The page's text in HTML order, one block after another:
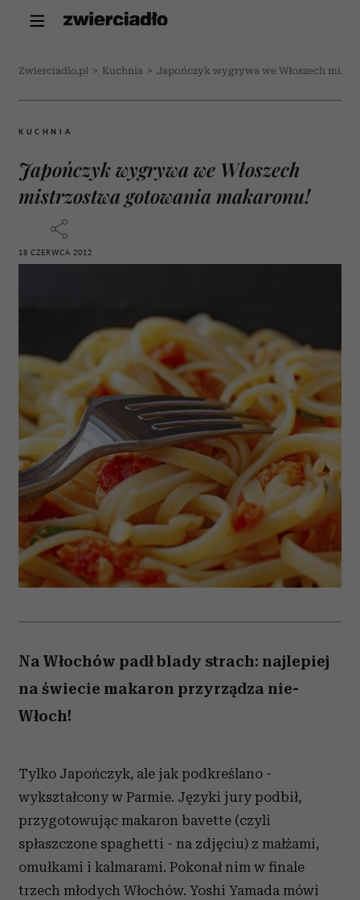
Zwierciadlo.pl > Kuchnia > Japończyk wygrywa we Włoszech
KUCHNIA
Japończyk wygrywa we Włoszech
mistrzostwa gotowania makaronu!
18 CZERWCA 2012
Na Włochów padł blady strach: najlepiej
na świecie makaron przyrządza nie-
Włoch!
Tylko Japończyk, ale jak podkreślano -
wykształcony w Parmie. Języki jury podbił,
przygotowując makaron bavette (czyli
spłaszczone spaghetti - na zdjęciu) z małżami,
omułkami i kalmarami. Pokonał nim w finale
trzech młodych Włochów. Yoshi Yamada mówi